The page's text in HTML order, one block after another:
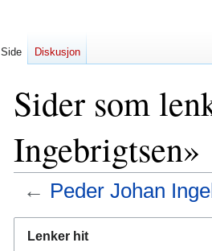
Sider som
Ingebrigtsen»
← Peder Johan
Lenker hit
Side Diskusjon